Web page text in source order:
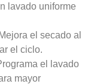
lavado uniforme
Mejora el secado al
el ciclo.
el lavado
mayor